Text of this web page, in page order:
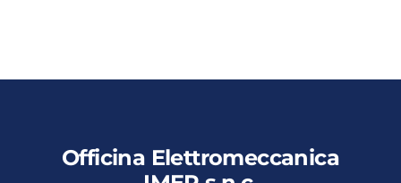
Le
opzioni
Officina Elettromeccanica